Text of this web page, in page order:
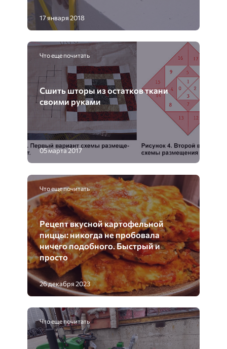
17 января 2018
Что еще почитать
Сшить шторы из остатков ткани
своими руками
05 марта 2017
Что еще почитать
Рецепт вкусной картофельной
пиццы: никогда не пробовала
ничего подобного. Быстрый и
просто
26 декабря 2023
Что еще почитать